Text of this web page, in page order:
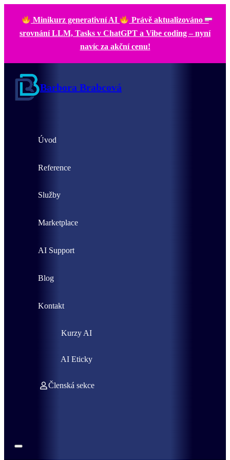
Minikurz generativní AI
Právě aktualizováno –
srovnání LLM, Tasks v ChatGPT a Vibe coding – nyní
navíc za akční cenu!
Barbora Brabcová
Úvod
Reference
Služby
Marketplace
AI Support
Blog
Kontakt
Kurzy AI
AI Eticky
Členská sekce